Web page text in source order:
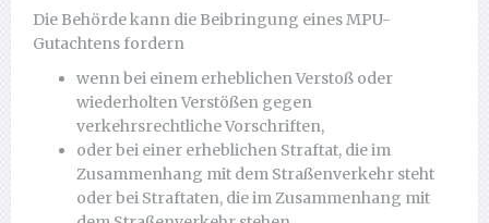
Die Behörde kann die Beibringung eines MPU-
Gutachtens fordern
wenn bei einem erheblichen Verstoß oder
wiederholten Verstößen gegen
verkehrsrechtliche Vorschriften,
oder bei einer erheblichen Straftat, die im
Zusammenhang mit dem Straßenverkehr steht
oder bei Straftaten, die im Zusammenhang mit